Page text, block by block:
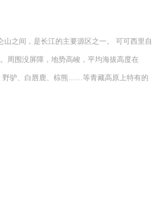
山之间，是长江的主要源区之一。 可可西里自
周围没屏障，地势高峻，平均海拔高度在
野驴、白唇鹿、棕熊……等青藏高原上特有的